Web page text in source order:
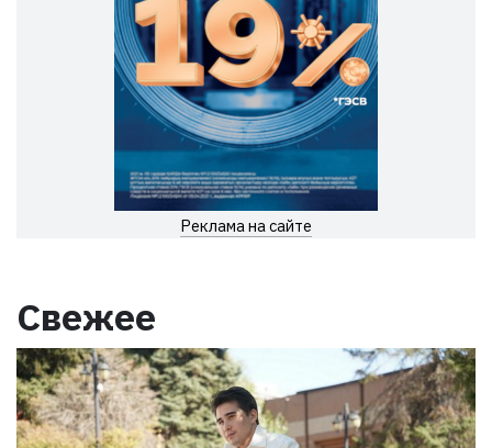
Реклама на сайте
Свежее